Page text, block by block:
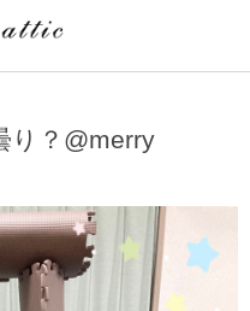
り？@merry